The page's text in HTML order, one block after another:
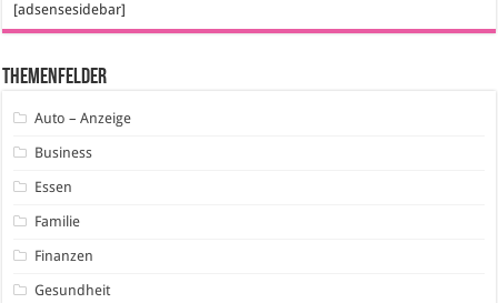
[adsensesidebar]
Themenfelder
Auto – Anzeige
Business
Essen
Familie
Finanzen
Gesundheit